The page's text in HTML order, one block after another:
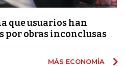
que usuarios han
por obras inconclusas
MÁS ECONOMÍA